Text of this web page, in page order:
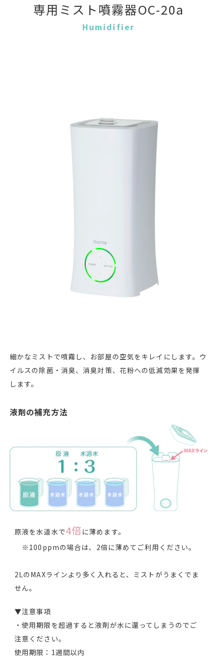
専用ミスト噴霧器OC-20a
Humidifier
細かなミストで噴霧し、お部屋の空気をキレイにします。ウ
イルスの除菌・消臭、消臭対策、花粉への低減効果を発揮
します。
液剤の補充方法
原液を水道水で4倍 に薄めます。
※100ppmの場合は、2倍に薄めてご利用ください。
2LのMAXラインより多く入れると、ミストがうまくでま
せん。
▼注意事項
・使用期限を超過すると液剤が水に還ってしまうのでご
注意ください。
使用期限：1週間以内